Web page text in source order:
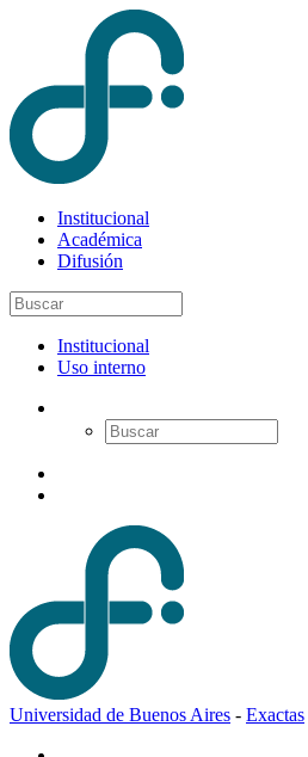
Institucional
Académica
Difusión
Institucional
Uso interno
Universidad de Buenos Aires - Exactas